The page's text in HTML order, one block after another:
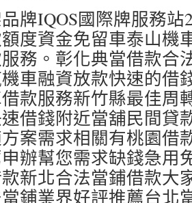
牌IQOS國際牌服務站
度資金免留車泰山機
務。彰化典當借款合
車融資放款快速的借
款服務新竹縣最佳周
借錢附近當舖民間貸
案需求相關有桃園借
辦幫您需求缺錢急用
新北合法當鋪借款大
鋪業界好評推薦台北